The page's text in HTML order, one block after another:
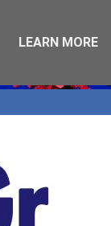
LEARN MORE